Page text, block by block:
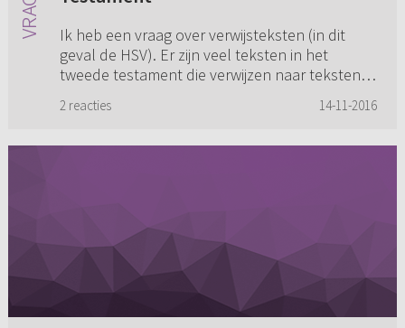
Ik heb een vraag over verwijsteksten (in dit
geval de HSV). Er zijn veel teksten in het
tweede testament die verwijzen naar teksten in
staat dat zo vermeld, ...
2 reacties 14-11-2016